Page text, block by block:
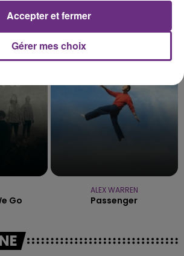
DJ GOJA & JASON DERULO &
Go
ALEX WARREN
Passenger
Gérer mes choix
Accepter et fermer